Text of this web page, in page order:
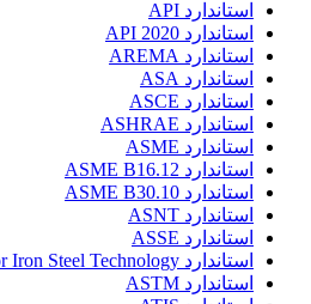
استاندارد API
استاندارد API 2020
استاندارد AREMA
استاندارد ASA
استاندارد ASCE
استاندارد ASHRAE
استاندارد ASME
استاندارد ASME B16.12
استاندارد ASME B30.10
استاندارد ASNT
استاندارد ASSE
استاندارد Association for Iron Steel Technology
استاندارد ASTM